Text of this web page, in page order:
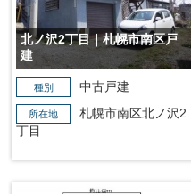
北ノ沢2丁目｜札幌市南区戸
建
種別 中古戸建
所在地
札幌市南区北ノ沢2
丁目